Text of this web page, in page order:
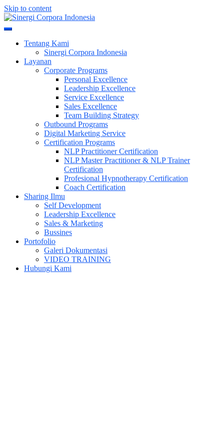
Skip to content
Sinergi Corpora Indonesia
Tentang Kami
Sinergi Corpora Indonesia
Layanan
Corporate Programs
Personal Excellence
Leadership Excellence
Service Excellence
Sales Excellence
Team Building Strategy
Outbound Programs
Digital Marketing Service
Certification Programs
NLP Practitioner Certification
NLP Master Practitioner & NLP Trainer
Certification
Profesional Hypnotherapy Certification
Coach Certification
Sharing Ilmu
Self Development
Leadership Excellence
Sales & Marketing
Bussines
Portofolio
Galeri Dokumentasi
VIDEO TRAINING
Hubungi Kami